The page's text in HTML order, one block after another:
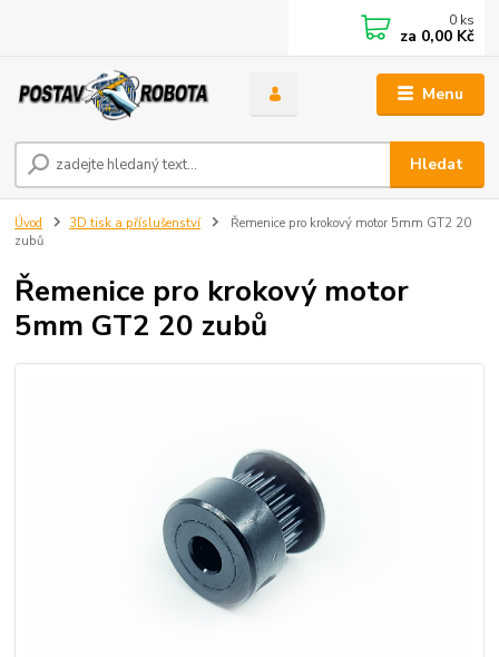
Menu
Hledat
0 ks
za 0,00 Kč
Úvod 3D tisk a příslušenství
Řemenice pro krokový motor 5mm GT2 20
zubů
Řemenice pro krokový motor
5mm GT2 20 zubů